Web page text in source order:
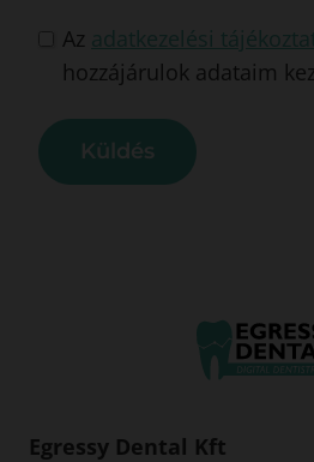
6
Az adatkezelési
hozzájárulok adataim
Küldés
Egressy Dental Kft